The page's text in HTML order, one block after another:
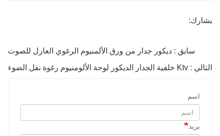
يشارك:
سابق : ديكور جدار من ورق الألمنيوم الرغوي العازل للصوت
التالي : Ktv خلفية الجدار الديكور لوحة الألومنيوم رغوة نقل الضوء
اسم
بريد